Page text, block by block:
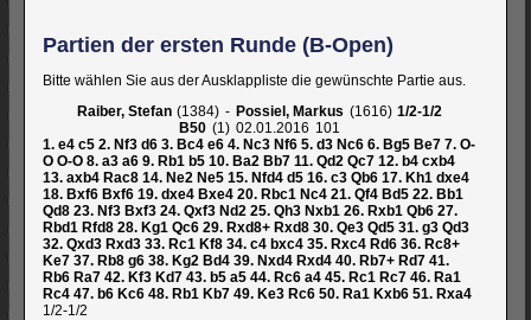
Partien der ersten Runde (B-Open)
Bitte wählen Sie aus der Ausklappliste die gewünschte Partie aus.
Raiber, Stefan
1384 - Possiel, Markus 1616
1/2-1/2
B50
1 02.01.2016 101
1. e4 c5 2. Nf3 d6 3. Bc4 e6 4. Nc3 Nf6 5. d3 Nc6 6. Bg5 Be7 7. O-
O O-O 8. a3 a6 9. Rb1 b5 10. Ba2 Bb7 11. Qd2 Qc7 12. b4 cxb4
13. axb4 Rac8 14. Ne2 Ne5 15. Nfd4 d5 16. c3 Qb6 17. Kh1 dxe4
18. Bxf6 Bxf6 19. dxe4 Bxe4 20. Rbc1 Nc4 21. Qf4 Bd5 22. Bb1
Qd8 23. Nf3 Bxf3 24. Qxf3 Nd2 25. Qh3 Nxb1 26. Rxb1 Qb6 27.
Rbd1 Rfd8 28. Kg1 Qc6 29. Rxd8+ Rxd8 30. Qe3 Qd5 31. g3 Qd3
32. Qxd3 Rxd3 33. Rc1 Kf8 34. c4 bxc4 35. Rxc4 Rd6 36. Rc8+
Ke7 37. Rb8 g6 38. Kg2 Bd4 39. Nxd4 Rxd4 40. Rb7+ Rd7 41.
Rb6 Ra7 42. Kf3 Kd7 43. b5 a5 44. Rc6 a4 45. Rc1 Rc7 46. Ra1
Rc4 47. b6 Kc6 48. Rb1 Kb7 49. Ke3 Rc6 50. Ra1 Kxb6 51. Rxa4
1/2-1/2